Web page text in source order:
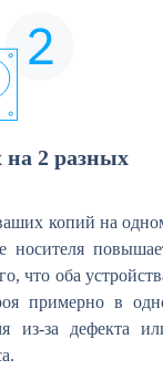
на 2 разных
копий на
что оба
примерно в
из-за дефекта